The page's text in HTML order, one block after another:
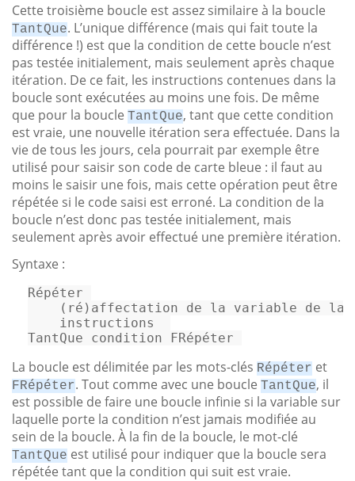
Cette troisième boucle est assez similaire à la boucle
TantQue. L’unique différence (mais qui fait toute la
différence !) est que la condition de cette boucle n’est
pas testée initialement, mais seulement après chaque
itération. De ce fait, les instructions contenues dans la
boucle sont exécutées au moins une fois. De même
que pour la boucle TantQue, tant que cette condition
est vraie, une nouvelle itération sera effectuée. Dans la
vie de tous les jours, cela pourrait par exemple être
utilisé pour saisir son code de carte bleue : il faut au
moins le saisir une fois, mais cette opération peut être
répétée si le code saisi est erroné. La condition de la
boucle n’est donc pas testée initialement, mais
seulement après avoir effectué une première itération.
Syntaxe :
Répéter
(ré)affectation de la variable de la
instructions
TantQue condition FRépéter
La boucle est délimitée par les mots-clés Répéter et
FRépéter. Tout comme avec une boucle TantQue, il
est possible de faire une boucle infinie si la variable sur
laquelle porte la condition n’est jamais modifiée au
sein de la boucle. À la fin de la boucle, le mot-clé
TantQue est utilisé pour indiquer que la boucle sera
répétée tant que la condition qui suit est vraie.